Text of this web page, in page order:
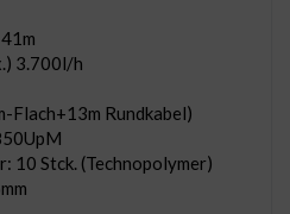
3.700l/h
Flach+13m Rundkabel)
10 Stck. (Technopolymer)